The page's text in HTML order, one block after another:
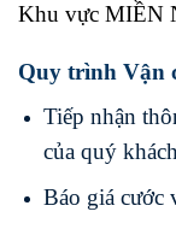
Khu vực MIỀN
Quy trình Vận
Tiếp nhận
của quý khách
Báo giá cước